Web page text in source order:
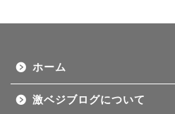
ホーム
激ベジブログについて